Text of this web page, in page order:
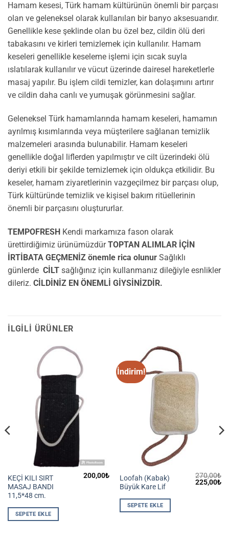
Hamam kesesi, Türk hamam kültürünün önemli bir parçası
olan ve geleneksel olarak kullanılan bir banyo aksesuarıdır.
Genellikle kese şeklinde olan bu özel bez, cildin ölü deri
tabakasını ve kirleri temizlemek için kullanılır. Hamam
keseleri genellikle keseleme işlemi için sıcak suyla
ıslatılarak kullanılır ve vücut üzerinde dairesel hareketlerle
masaj yapılır. Bu işlem cildi temizler, kan dolaşımını artırır
ve cildin daha canlı ve yumuşak görünmesini sağlar.
Geleneksel Türk hamamlarında hamam keseleri, hamamın
ayrılmış kısımlarında veya müşterilere sağlanan temizlik
malzemeleri arasında bulunabilir. Hamam keseleri
genellikle doğal liflerden yapılmıştır ve cilt üzerindeki ölü
deriyi etkili bir şekilde temizlemek için oldukça etkilidir. Bu
keseler, hamam ziyaretlerinin vazgeçilmez bir parçası olup,
Türk kültüründe temizlik ve kişisel bakım ritüellerinin
önemli bir parçasını oluştururlar.
TEMPOFRESH Kendi markamıza fason olarak
ürettirdiğimiz ürünümüzdürTOPTAN ALIMLAR İÇİN
İRTİBATA GEÇMENİZ önemle rica olunur Sağlıklı
günlerde CİLT sağlığınız için kullanmanız dileğiyle esnlikler
dileriz. CİLDİNİZ EN ÖNEMLİ GİYSİNİZDİR.
İLGILI ÜRÜNLER
KEÇİ KILI SIRT
MASAJ BANDI
11,5*48 cm.
200,00₺
SEPETE EKLE
İndirim!
Loofah (Kabak)
Büyük Kare Lif
270,00₺
Orijinal
fiyat:
225,00₺Şu
SEPETE EKLE